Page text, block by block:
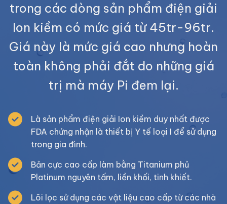
trong các dòng sản phẩm điện giải
Ion kiềm có mức giá từ 45tr-96tr.
Giá này là mức giá cao nhưng hoàn
toàn không phải đắt do những giá
trị mà máy Pi đem lại.
Là sản phẩm điện giải Ion kiềm duy nhất được
FDA chứng nhận là thiết bị Y tế loại I để sử dụng
trong gia đình.
Bản cực cao cấp làm bằng Titanium phủ
Platinum nguyên tấm, liền khối, tinh khiết.
Lõi lọc sử dụng các vật liệu cao cấp từ các nhà